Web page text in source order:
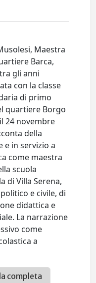
Maestra
Barca,
gli anni
con la classe
di primo
quartiere Borgo
24 novembre
della
e in servizio a
come maestra
scuola
di Villa Serena,
e civile, di
didattica e
La narrazione
come
a
completa